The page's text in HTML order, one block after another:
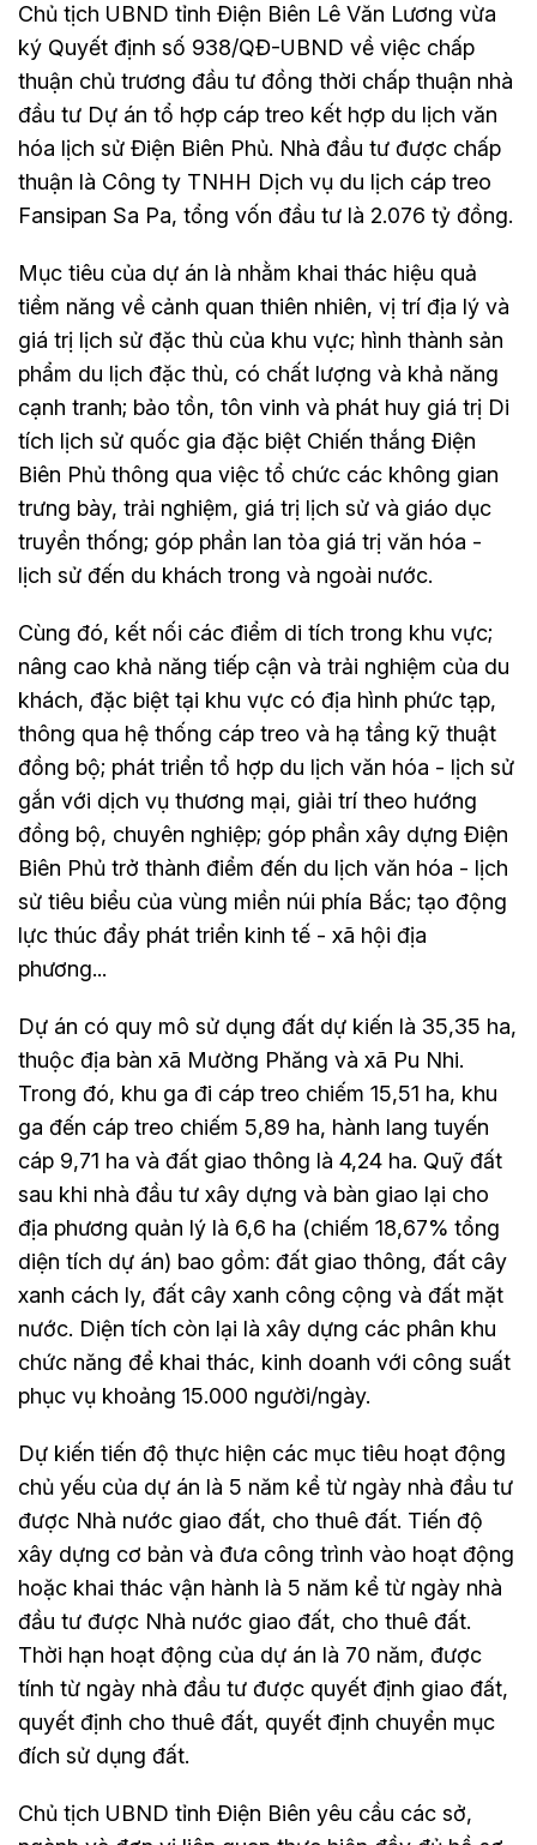
Chủ tịch UBND tỉnh Điện Biên Lê Văn Lương vừa
ký Quyết định số 938/QĐ-UBND về việc chấp
thuận chủ trương đầu tư đồng thời chấp thuận nhà
đầu tư Dự án tổ hợp cáp treo kết hợp du lịch văn
hóa lịch sử Điện Biên Phủ. Nhà đầu tư được chấp
thuận là Công ty TNHH Dịch vụ du lịch cáp treo
Fansipan Sa Pa, tổng vốn đầu tư là 2.076 tỷ đồng.
Mục tiêu của dự án là nhằm khai thác hiệu quả
tiềm năng về cảnh quan thiên nhiên, vị trí địa lý và
giá trị lịch sử đặc thù của khu vực; hình thành sản
phẩm du lịch đặc thù, có chất lượng và khả năng
cạnh tranh; bảo tồn, tôn vinh và phát huy giá trị Di
tích lịch sử quốc gia đặc biệt Chiến thắng Điện
Biên Phủ thông qua việc tổ chức các không gian
trưng bày, trải nghiệm, giá trị lịch sử và giáo dục
truyền thống; góp phần lan tỏa giá trị văn hóa -
lịch sử đến du khách trong và ngoài nước.
Cùng đó, kết nối các điểm di tích trong khu vực;
nâng cao khả năng tiếp cận và trải nghiệm của du
khách, đặc biệt tại khu vực có địa hình phức tạp,
thông qua hệ thống cáp treo và hạ tầng kỹ thuật
đồng bộ; phát triển tổ hợp du lịch văn hóa - lịch sử
gắn với dịch vụ thương mại, giải trí theo hướng
đồng bộ, chuyên nghiệp; góp phần xây dựng Điện
Biên Phủ trở thành điểm đến du lịch văn hóa - lịch
sử tiêu biểu của vùng miền núi phía Bắc; tạo động
lực thúc đẩy phát triển kinh tế - xã hội địa
phương...
Dự án có quy mô sử dụng đất dự kiến là 35,35 ha,
thuộc địa bàn xã Mường Phăng và xã Pu Nhi.
Trong đó, khu ga đi cáp treo chiếm 15,51 ha, khu
ga đến cáp treo chiếm 5,89 ha, hành lang tuyến
cáp 9,71 ha và đất giao thông là 4,24 ha. Quỹ đất
sau khi nhà đầu tư xây dựng và bàn giao lại cho
địa phương quản lý là 6,6 ha (chiếm 18,67% tổng
diện tích dự án) bao gồm: đất giao thông, đất cây
xanh cách ly, đất cây xanh công cộng và đất mặt
nước. Diện tích còn lại là xây dựng các phân khu
chức năng để khai thác, kinh doanh với công suất
phục vụ khoảng 15.000 người/ngày.
Dự kiến tiến độ thực hiện các mục tiêu hoạt động
chủ yếu của dự án là 5 năm kể từ ngày nhà đầu tư
được Nhà nước giao đất, cho thuê đất. Tiến độ
xây dựng cơ bản và đưa công trình vào hoạt động
hoặc khai thác vận hành là 5 năm kể từ ngày nhà
đầu tư được Nhà nước giao đất, cho thuê đất.
Thời hạn hoạt động của dự án là 70 năm, được
tính từ ngày nhà đầu tư được quyết định giao đất,
quyết định cho thuê đất, quyết định chuyển mục
đích sử dụng đất.
Chủ tịch UBND tỉnh Điện Biên yêu cầu các sở,